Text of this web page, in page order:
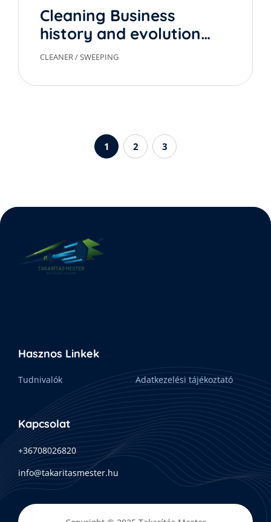
Cleaning Business
history and evolution
over time
CLEANER/SWEEPING
1 2 3
Hasznos Linkek
Tudnivalók Adatkezelési tájékoztató
Kapcsolat
+36708026820
info@takaritasmester.hu